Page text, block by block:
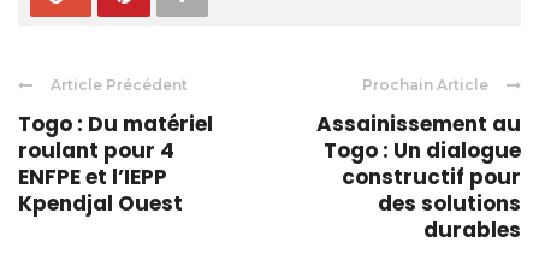
Article Précédent
Togo : Du matériel
roulant pour 4
ENFPE et l’IEPP
Kpendjal Ouest
Prochain Article
Assainissement au
Togo : Un dialogue
constructif pour
des solutions
durables